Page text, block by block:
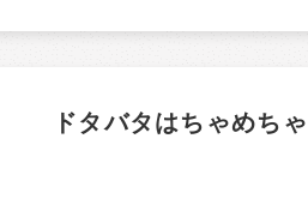
ドタバタはちゃめち